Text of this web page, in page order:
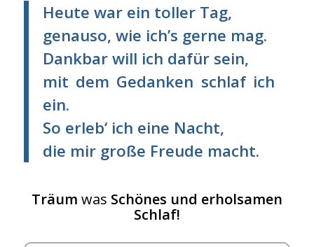
Heute war ein toller Tag,
genauso, wie ich’s gerne mag.
Dankbar will ich dafür sein,
mit dem Gedanken schlaf ich
ein.
So erleb‘ ich eine Nacht,
die mir große Freude macht.
Träum was Schönes und erholsamen
Schlaf!